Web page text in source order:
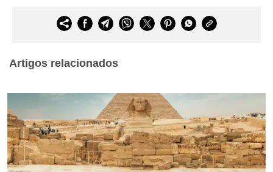
Artigos relacionados